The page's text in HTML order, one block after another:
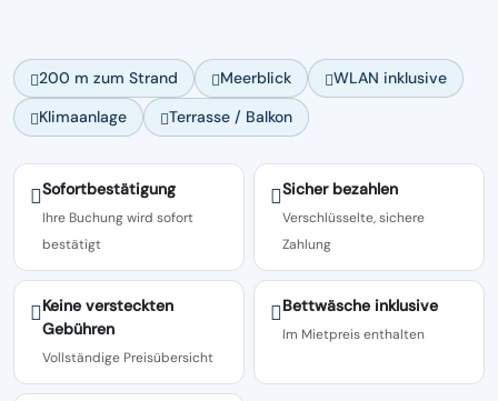
200 m zum Strand Meerblick
WLAN inklusive
Klimaanlage
Terrasse / Balkon
Sofortbestätigung
Ihre Buchung wird sofort
bestätigt
Sicher bezahlen
Verschlüsselte, sichere
Zahlung
Keine versteckten
Gebühren
Vollständige Preisübersicht
Bettwäsche inklusive
Im Mietpreis enthalten